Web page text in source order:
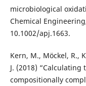
microbiological
Chemical
10.1002/apj.1663.
Kern, M., Möckel, R.,
J. (2018)
compositionally